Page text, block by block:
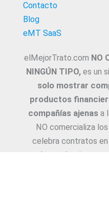
Contacto
Blog
eMT SaaS
elMejorTrato.com NO
NINGÚN TIPO, es un
solo mostrar
productos
compañías ajenasa
NO comercializa
celebra contratos
Asesoría e